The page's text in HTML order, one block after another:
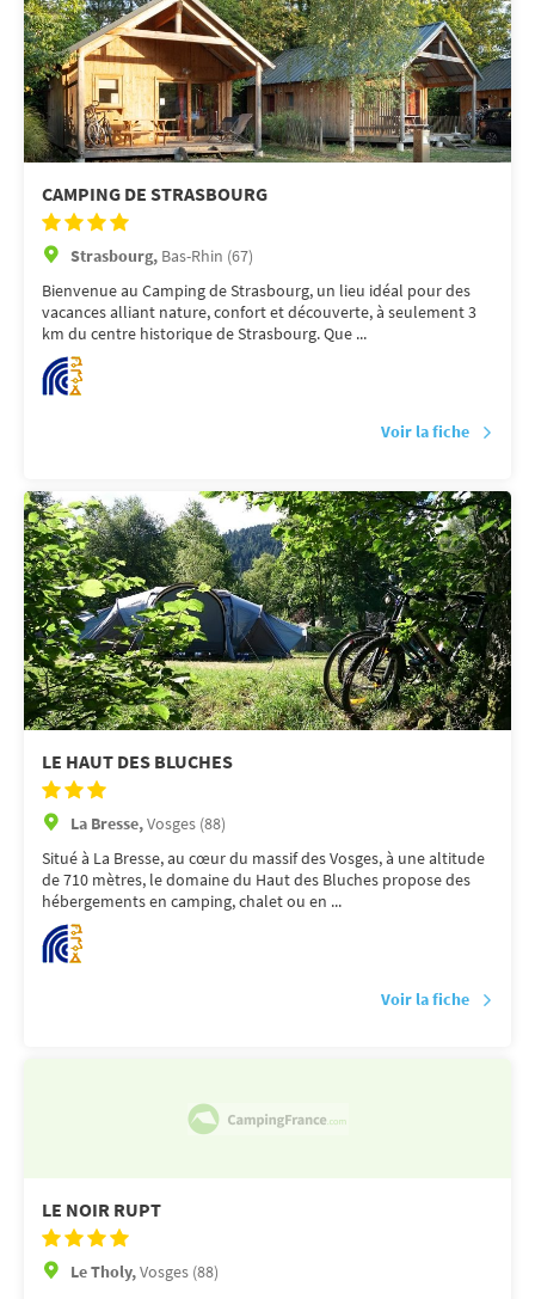
CAMPING DE STRASBOURG
Strasbourg, Bas-Rhin (67)
Bienvenue au Camping de Strasbourg, un lieu idéal pour des
vacances alliant nature, confort et découverte, à seulement 3
km du centre historique de Strasbourg. Que ...
Voir la fiche
LE HAUT DES BLUCHES
La Bresse,Vosges (88)
Situé à La Bresse, au cœur du massif des Vosges, à une altitude
de 710 mètres, le domaine du Haut des Bluches propose des
hébergements en camping, chalet ou en ...
Voir la fiche
LE NOIR RUPT
Le Tholy,Vosges (88)